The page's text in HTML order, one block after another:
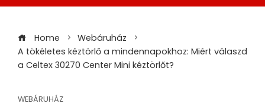
Home
Webáruház
A tökéletes kéztörlő a mindennapokhoz: Miért válaszd
a Celtex 30270 Center Mini kéztörlőt?
WEBÁRUHÁZ